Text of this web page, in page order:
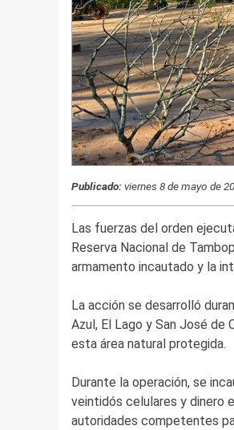
Publicado:viernes 8 de mayo de
Las fuerzas del orden
Reserva Nacional de
armamento incautado y la
La acción se desarrolló
Azul, El Lago y San José
esta área natural protegida.
Durante la operación, se
veintidós celulares y dinero
autoridades competentes